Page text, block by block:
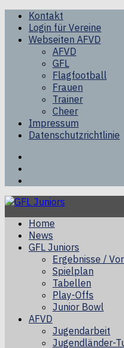
Kontakt
Login für Vereine
Webseiten AFVD
AFVD
GFL
Flagfootball
Frauen
Trainer
Cheer
Impressum
Datenschutzrichtlinie
Home
News
GFL Juniors
Ergebnisse /
Spielplan
Tabellen
Play-Offs
Junior Bowl
AFVD
Jugendarbeit
Jugendländer-